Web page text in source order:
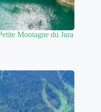
Montagne du Jura